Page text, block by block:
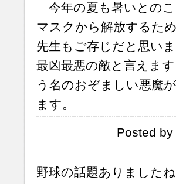
今年の夏も暑いとの
マスクから解放するた
先生もご存じだと思い
最凶最悪の敵と言えま
う名のおぞましい悪魔
ます。
Posted
野球の話題ありました